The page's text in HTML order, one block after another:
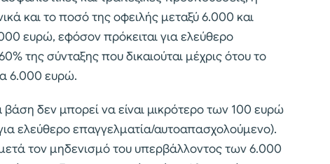
και το ποσό της οφειλής μεταξύ 6.000 και
ευρώ, εφόσον πρόκειται για ελεύθερο
της σύνταξης που δικαιούται μέχρις ότου το
6.000 ευρώ.
δεν μπορεί να είναι μικρότερο των 100 ευρώ
ελεύθερο επαγγελματία/αυτοαπασχολούμενο).
τον μηδενισμό του υπερβάλλοντος των 6.000